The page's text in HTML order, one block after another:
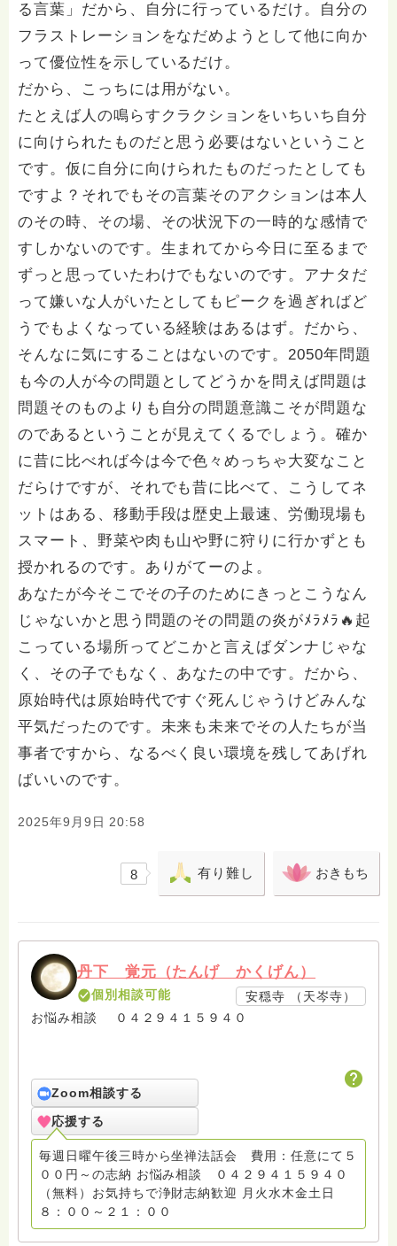
る言葉」だから、自分に行っているだけ。自分の
フラストレーションをなだめようとして他に向か
って優位性を示しているだけ。
だから、こっちには用がない。
たとえば人の鳴らすクラクションをいちいち自分
に向けられたものだと思う必要はないということ
です。仮に自分に向けられたものだったとしても
ですよ？それでもその言葉そのアクションは本人
のその時、その場、その状況下の一時的な感情で
すしかないのです。生まれてから今日に至るまで
ずっと思っていたわけでもないのです。アナタだ
って嫌いな人がいたとしてもピークを過ぎればど
うでもよくなっている経験はあるはず。だから、
そんなに気にすることはないのです。2050年問題
も今の人が今の問題としてどうかを問えば問題は
問題そのものよりも自分の問題意識こそが問題な
のであるということが見えてくるでしょう。確か
に昔に比べれば今は今で色々めっちゃ大変なこと
だらけですが、それでも昔に比べて、こうしてネ
ットはある、移動手段は歴史上最速、労働現場も
スマート、野菜や肉も山や野に狩りに行かずとも
授かれるのです。ありがてーのよ。
あなたが今そこでその子のためにきっとこうなん
じゃないかと思う問題のその問題の炎がﾒﾗﾒﾗ🔥起
こっている場所ってどこかと言えばダンナじゃな
く、その子でもなく、あなたの中です。だから、
原始時代は原始時代ですぐ死んじゃうけどみんな
平気だったのです。未来も未来でその人たちが当
事者ですから、なるべく良い環境を残してあげれ
ばいいのです。
2025年9月9日 20:58
8 有り難し おきもち
丹下 覚元（たんげ かくげん）
個別相談可能
安穏寺 （天岑寺）
お悩み相談 ０４２９４１５９４０
Zoom相談する
応援する
毎週日曜午後三時から坐禅法話会 費用：任意にて５
００円～の志納 お悩み相談 ０４２９４１５９４０
（無料）お気持ちで浄財志納歓迎 月火水木金土日
８：００～２１：００